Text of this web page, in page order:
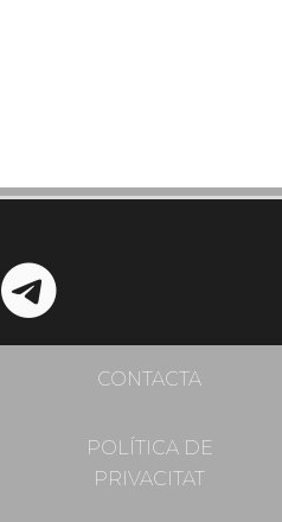
CONTACTA
POLÍTICA DE
PRIVACITAT